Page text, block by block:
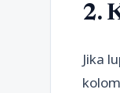
2.
Jika